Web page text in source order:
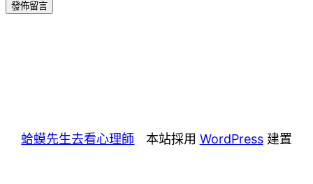
蛤蟆先生去看心理師 本站採用 WordPress建置